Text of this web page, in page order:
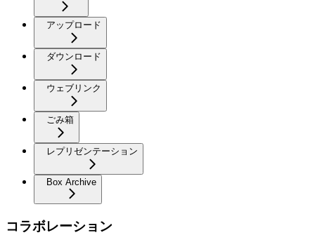
アップロード
ダウンロード
ウェブリンク
ごみ箱
レプリゼンテーション
Box Archive
コラボレーション